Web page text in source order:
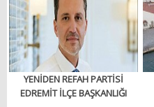
YENİDEN REFAH PARTİSİ
EDREMİT İLÇE BAŞKANLIĞI